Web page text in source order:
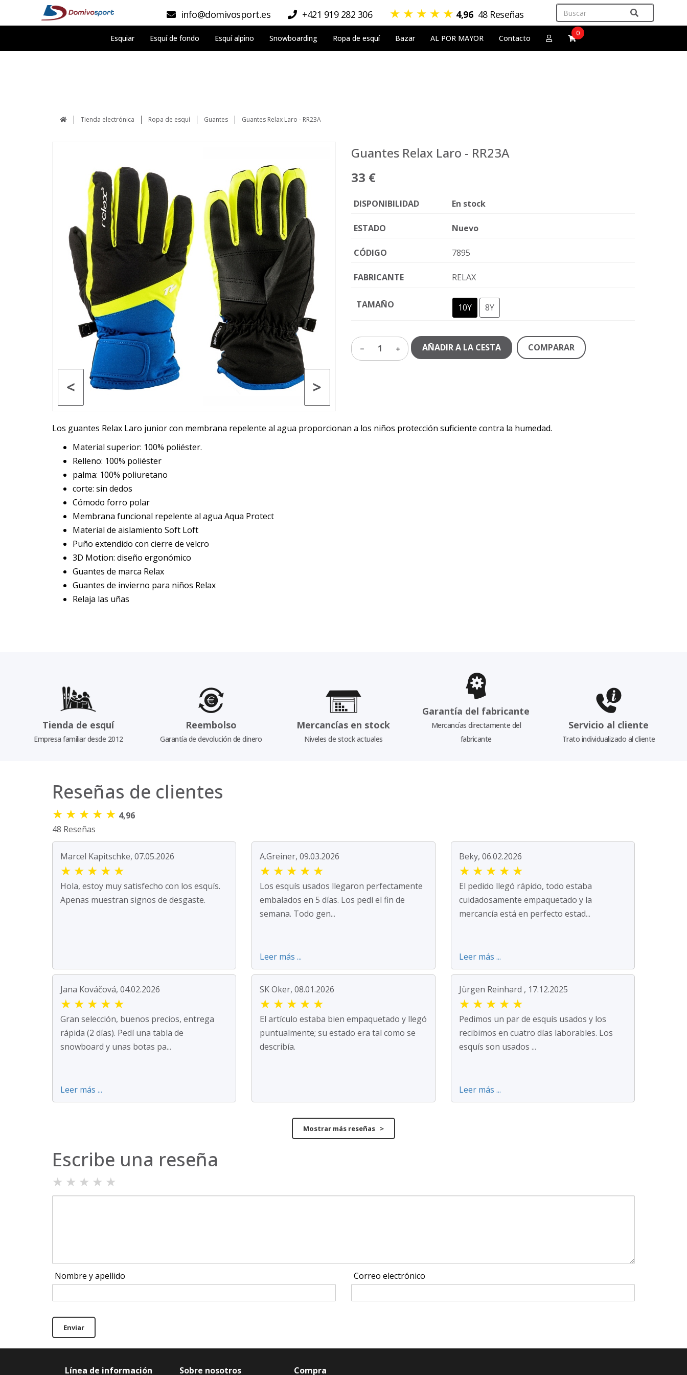
info@domivosport.es +421 919 282 306 ★ ★ ★ ★ ★ 4,96 48 Reseñas
Esquiar Esquí de fondo Esquí alpino Snowboarding Ropa de esquí Bazar AL POR MAYOR Contacto
0
Tienda electrónica Ropa de esquí Guantes Guantes Relax Laro - RR23A
>
<
Guantes Relax Laro - RR23A
33 €
DISPONIBILIDAD En stock
ESTADO Nuevo
CÓDIGO 7895
FABRICANTE RELAX
TAMAÑO 10Y 8Y
1 AÑADIR A LA CESTA COMPARAR
Los guantes Relax Laro junior con membrana repelente al agua proporcionan a los niños protección suficiente contra la humedad.
Material superior: 100% poliéster.
Relleno: 100% poliéster
palma: 100% poliuretano
corte: sin dedos
Cómodo forro polar
Membrana funcional repelente al agua Aqua Protect
Material de aislamiento Soft Loft
Puño extendido con cierre de velcro
3D Motion: diseño ergonómico
Guantes de marca Relax
Guantes de invierno para niños Relax
Relaja las uñas
Tienda de esquí
Empresa familiar desde 2012
Reembolso
Garantía de devolución de dinero
Mercancías en stock
Niveles de stock actuales
Garantía del fabricante
Mercancías directamente del
fabricante
Servicio al cliente
Trato individualizado al cliente
Reseñas de clientes
★ ★ ★ ★ ★ 4,96
48 Reseñas
Marcel Kapitschke, 07.05.2026
★ ★ ★ ★ ★
Hola, estoy muy satisfecho con los esquís.
Apenas muestran signos de desgaste.
A.Greiner, 09.03.2026
★ ★ ★ ★ ★
Los esquís usados llegaron perfectamente
embalados en 5 días. Los pedí el fin de
semana. Todo gen...
Leer más ...
Beky, 06.02.2026
★ ★ ★ ★ ★
El pedido llegó rápido, todo estaba
cuidadosamente empaquetado y la
mercancía está en perfecto estad...
Leer más ...
Jana Kováčová, 04.02.2026
★ ★ ★ ★ ★
Gran selección, buenos precios, entrega
rápida (2 días). Pedí una tabla de
snowboard y unas botas pa...
Leer más ...
SK Oker, 08.01.2026
★ ★ ★ ★ ★
El artículo estaba bien empaquetado y llegó
puntualmente; su estado era tal como se
describía.
Jürgen Reinhard , 17.12.2025
★ ★ ★ ★ ★
Pedimos un par de esquís usados y los
recibimos en cuatro días laborables. Los
esquís son usados ...
Leer más ...
Mostrar más reseñas >
Escribe una reseña
★ ★ ★ ★ ★
Nombre y apellido Correo electrónico
Enviar
Línea de información Sobre nosotros Compra